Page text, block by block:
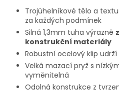
Trojúhelníkové tělo a
za každých podmínek
Silná 1,3mm tuha výrazně
konstrukční materiály
Robustní ocelový klip
Velká mazací pryž s
vyměnitelná
Odolná konstrukce z